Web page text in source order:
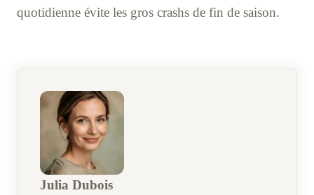
quotidienne évite les gros crashs de fin de saison.
Julia Dubois